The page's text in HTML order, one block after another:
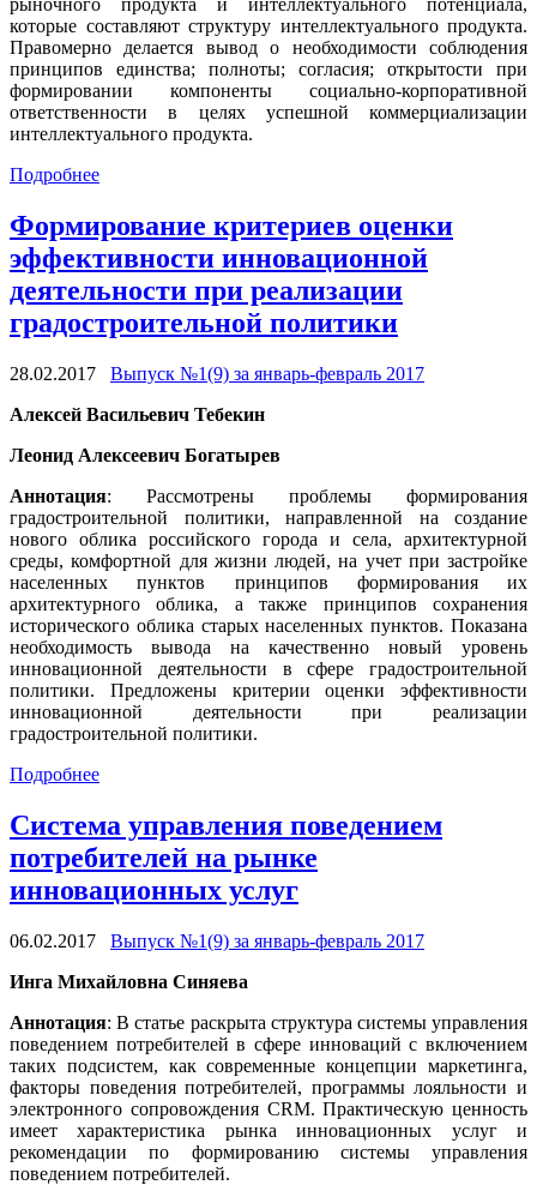
рыночного продукта и интеллектуального потенциала,
которые составляют структуру интеллектуального продукта.
Правомерно делается вывод о необходимости соблюдения
принципов единства; полноты; согласия; открытости при
формировании компоненты социально-корпоративной
ответственности в целях успешной коммерциализации
интеллектуального продукта.
Подробнее
Формирование критериев оценки
эффективности инновационной
деятельности при реализации
градостроительной политики
28.02.2017
Выпуск №1(9) за январь-февраль 2017
Алексей Васильевич Тебекин
Леонид Алексеевич Богатырев
Аннотация: Рассмотрены проблемы формирования
градостроительной политики, направленной на создание
нового облика российского города и села, архитектурной
среды, комфортной для жизни людей, на учет при застройке
населенных пунктов принципов формирования их
архитектурного облика, а также принципов сохранения
исторического облика старых населенных пунктов. Показана
необходимость вывода на качественно новый уровень
инновационной деятельности в сфере градостроительной
политики. Предложены критерии оценки эффективности
инновационной деятельности при реализации
градостроительной политики.
Подробнее
Система управления поведением
потребителей на рынке
инновационных услуг
06.02.2017
Выпуск №1(9) за январь-февраль 2017
Инга Михайловна Синяева
Аннотация: В статье раскрыта структура системы управления
поведением потребителей в сфере инноваций с включением
таких подсистем, как современные концепции маркетинга,
факторы поведения потребителей, программы лояльности и
электронного сопровождения CRM. Практическую ценность
имеет характеристика рынка инновационных услуг и
рекомендации по формированию системы управления
поведением потребителей.